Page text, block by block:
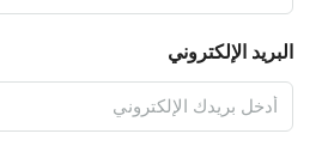
البريد الإلكتروني